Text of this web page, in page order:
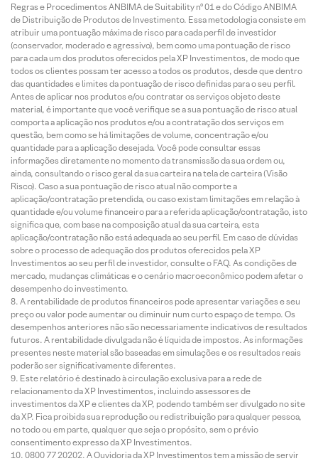
Regras e Procedimentos ANBIMA de Suitability nº 01 e do Código ANBIMA
de Distribuição de Produtos de Investimento. Essa metodologia consiste em
atribuir uma pontuação máxima de risco para cada perfil de investidor
(conservador, moderado e agressivo), bem como uma pontuação de risco
para cada um dos produtos oferecidos pela XP Investimentos, de modo que
todos os clientes possam ter acesso a todos os produtos, desde que dentro
das quantidades e limites da pontuação de risco definidas para o seu perfil.
Antes de aplicar nos produtos e/ou contratar os serviços objeto deste
material, é importante que você verifique se a sua pontuação de risco atual
comporta a aplicação nos produtos e/ou a contratação dos serviços em
questão, bem como se há limitações de volume, concentração e/ou
quantidade para a aplicação desejada. Você pode consultar essas
informações diretamente no momento da transmissão da sua ordem ou,
ainda, consultando o risco geral da sua carteira na tela de carteira (Visão
Risco). Caso a sua pontuação de risco atual não comporte a
aplicação/contratação pretendida, ou caso existam limitações em relação à
quantidade e/ou volume financeiro para a referida aplicação/contratação, isto
significa que, com base na composição atual da sua carteira, esta
aplicação/contratação não está adequada ao seu perfil. Em caso de dúvidas
sobre o processo de adequação dos produtos oferecidos pela XP
Investimentos ao seu perfil de investidor, consulte o FAQ. As condições de
mercado, mudanças climáticas e o cenário macroeconômico podem afetar o
desempenho do investimento.
A rentabilidade de produtos financeiros pode apresentar variações e seu
preço ou valor pode aumentar ou diminuir num curto espaço de tempo. Os
desempenhos anteriores não são necessariamente indicativos de resultados
futuros. A rentabilidade divulgada não é líquida de impostos. As informações
presentes neste material são baseadas em simulações e os resultados reais
poderão ser significativamente diferentes.
Este relatório é destinado à circulação exclusiva para a rede de
relacionamento da XP Investimentos, incluindo assessores de
investimentos da XP e clientes da XP, podendo também ser divulgado no site
da XP. Fica proibida sua reprodução ou redistribuição para qualquer pessoa,
no todo ou em parte, qualquer que seja o propósito, sem o prévio
consentimento expresso da XP Investimentos.
0800 77 20202. A Ouvidoria da XP Investimentos tem a missão de servir